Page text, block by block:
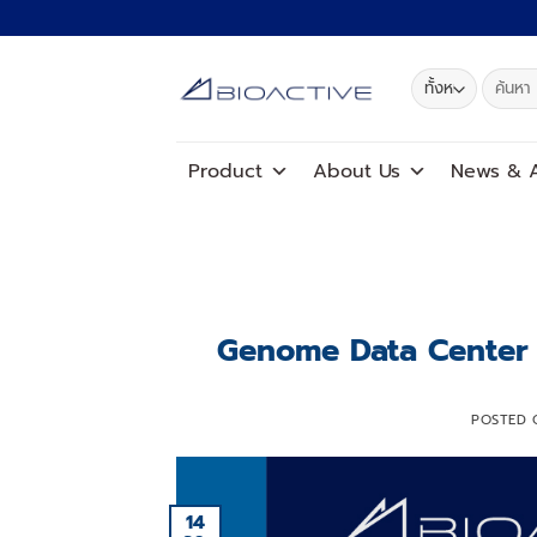
ไป
ค้นหา:
Product About Us News &
Genome Data Center
POSTED
14